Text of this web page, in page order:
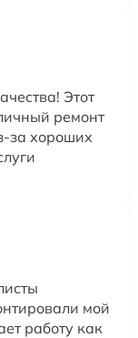
Этот
ремонт
за хороших
мой
работу как